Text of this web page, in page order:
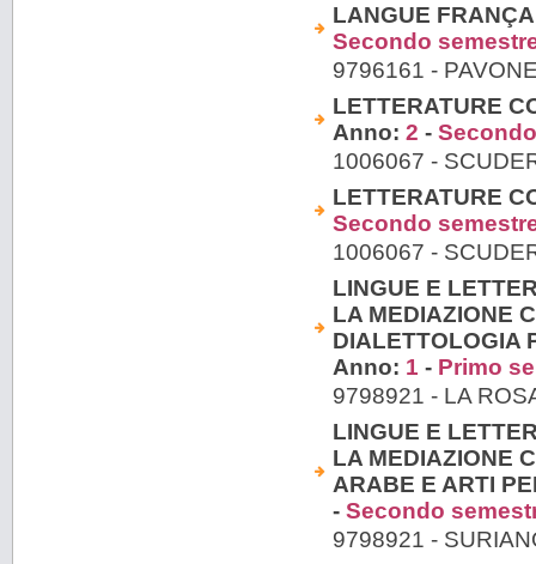
LANGUE
Secondo
9796161 -
LETTERATURE
Anno: 2 -
1006067 -
LETTERATURE
Secondo
1006067 -
LINGUE E
LA MEDIAZIONE
DIALETTOLOGIA
Anno: 1 - Primo
9798921 - LA
LINGUE E
LA MEDIAZIONE
ARABE E ARTI
- Secondo
9798921 -